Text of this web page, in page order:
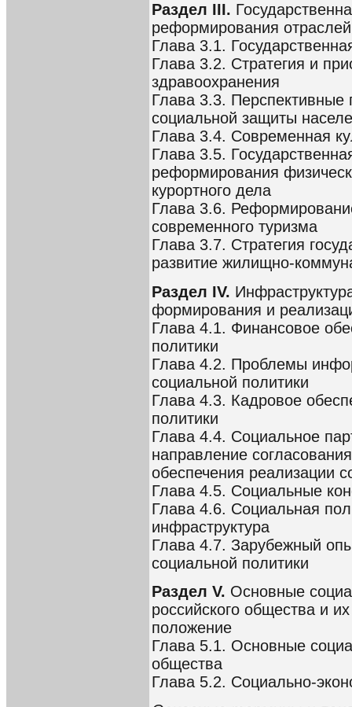
Раздел III.
реформирования
Глава 3.1.
Глава 3.2. Стратегия и
здравоохранения
Глава 3.3.
социальной защиты
Глава 3.4. Современная
Глава 3.5.
реформирования
курортного дела
Глава 3.6.
современного туризма
Глава 3.7. Стратегия
развитие жилищно-
Раздел IV.
формирования и
Глава 4.1. Финансовое
политики
Глава 4.2. Проблемы
социальной политики
Глава 4.3. Кадровое
политики
Глава 4.4. Социальное
направление
обеспечения реализации
Глава 4.5. Социальные
Глава 4.6. Социальная
инфраструктура
Глава 4.7. Зарубежный
социальной политики
Раздел V. Основные
российского общества и
положение
Глава 5.1. Основные
общества
Глава 5.2. Социально-